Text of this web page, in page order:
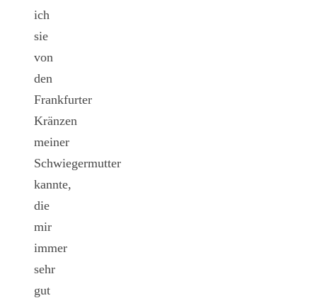
ich
sie
von
den
Frankfurter
Kränzen
meiner
Schwiegermutter
kannte,
die
mir
immer
sehr
gut